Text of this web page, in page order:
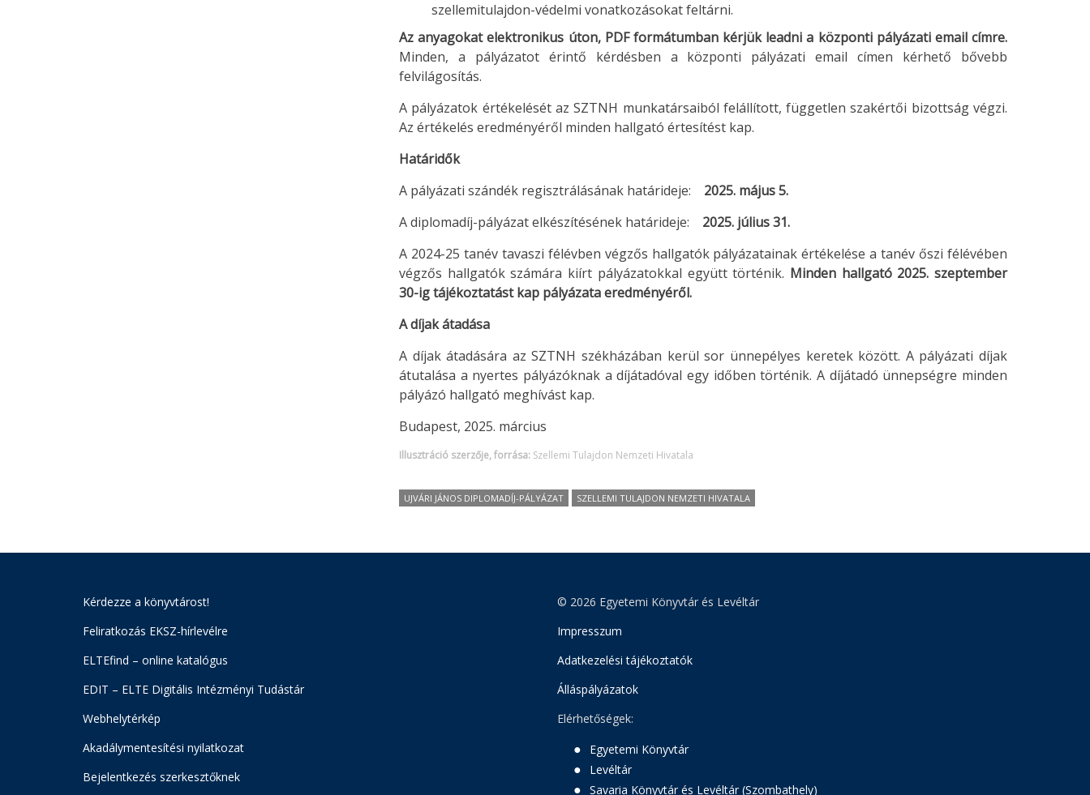
szellemitulajdon-védelmi vonatkozásokat feltárni.
Az anyagokat elektronikus úton, PDF formátumban kérjük leadni a központi pályázati email címre.
Minden, a pályázatot érintő kérdésben a központi pályázati email címen kérhető bővebb
felvilágosítás.
A pályázatok értékelését az SZTNH munkatársaiból felállított, független szakértői bizottság végzi.
Az értékelés eredményéről minden hallgató értesítést kap.
Határidők
A pályázati szándék regisztrálásának határideje: 2025. május 5.
A diplomadíj-pályázat elkészítésének határideje: 2025. július 31.
A 2024-25 tanév tavaszi félévben végzős hallgatók pályázatainak értékelése a tanév őszi félévében
végzős hallgatók számára kiírt pályázatokkal együtt történik. Minden hallgató 2025. szeptember
30-ig tájékoztatást kap pályázata eredményéről.
A díjak átadása
A díjak átadására az SZTNH székházában kerül sor ünnepélyes keretek között. A pályázati díjak
átutalása a nyertes pályázóknak a díjátadóval egy időben történik. A díjátadó ünnepségre minden
pályázó hallgató meghívást kap.
Budapest, 2025. március
Illusztráció szerzője, forrása: Szellemi Tulajdon Nemzeti Hivatala
UJVÁRI JÁNOS DIPLOMADÍJ-PÁLYÁZAT SZELLEMI TULAJDON NEMZETI HIVATALA
Kérdezze a könyvtárost!
Feliratkozás EKSZ-hírlevélre
ELTEfind – online katalógus
EDIT – ELTE Digitális Intézményi Tudástár
Webhelytérkép
Akadálymentesítési nyilatkozat
Bejelentkezés szerkesztőknek
© 2026 Egyetemi Könyvtár és Levéltár
Impresszum
Adatkezelési tájékoztatók
Álláspályázatok
Elérhetőségek:
Egyetemi Könyvtár
Levéltár
Savaria Könyvtár és Levéltár (Szombathely)